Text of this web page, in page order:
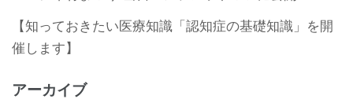
【知っておきたい医療知識「認知症の基礎知識」を開
催します】
アーカイブ